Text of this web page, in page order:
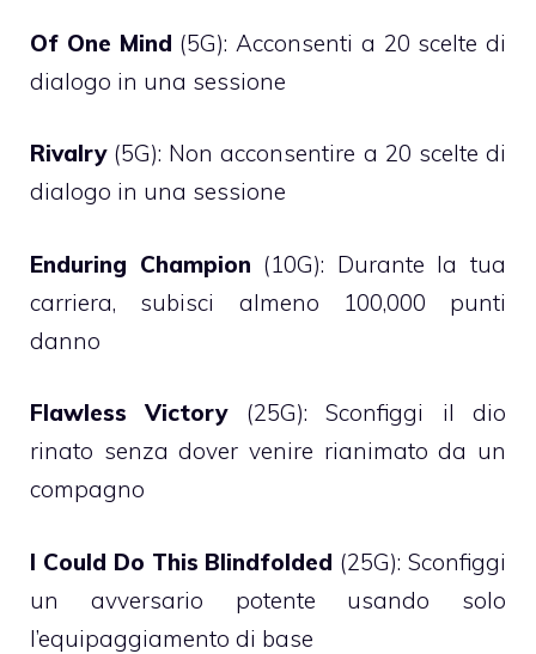
Of One Mind (5G): Acconsenti a 20 scelte di
dialogo in una sessione
Rivalry(5G): Non acconsentire a 20 scelte di
dialogo in una sessione
Enduring Champion (10G): Durante la tua
carriera, subisci almeno 100,000 punti
danno
Flawless Victory(25G): Sconfiggi il dio
rinato senza dover venire rianimato da un
compagno
I Could Do This Blindfolded (25G): Sconfiggi
un avversario potente usando solo
l’equipaggiamento di base